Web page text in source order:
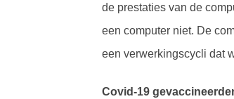
de prestaties van de
een computer niet. De
een verwerkingscycli dat
Covid-19